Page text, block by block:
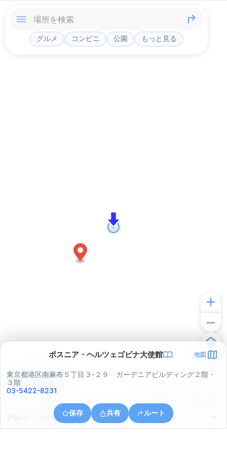
グルメ コンビニ 公園 もっと見る
ボスニア・ヘルツェゴビナ大使館 地図
東京都港区南麻布５丁目３-２９ ガーデニアビルディング２階・
３階
03-5422-8231
保存 共有 ルート
東京都港区六本木６丁目１６
アプリで見る